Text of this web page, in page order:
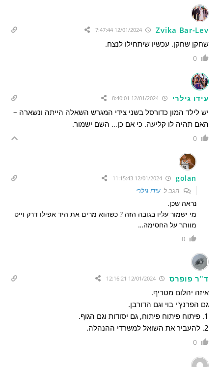
Zvika Bar-Lev
שחקן שחקן. עכשיו שיתחילו לנצח.
0
עידו גילרי 12/01/2024 8:40:01
יש לילד המון כדורסל בשני צידי המגרש השאלה הייתה ונשארה –
האם תהיה לו קליעה. כי אם כן… השם ישמור.
0
golan
הגב לעידו גילרי
נראה שכן.
מי ישמור עליו בגובה הזה ? כשהוא מרים את היד אפילו דרק וייט
מוותר על החסימה…
0
ד"ר פופרס
איזה יהלום מטריף.
גם הפרנץ'י בוי וגם הדורבן.
1. פיתוח פיתוח פיתוח, גם יסודות וגם הגוף.
2. להעביר את השואל למשרדי ההנהלה.
0